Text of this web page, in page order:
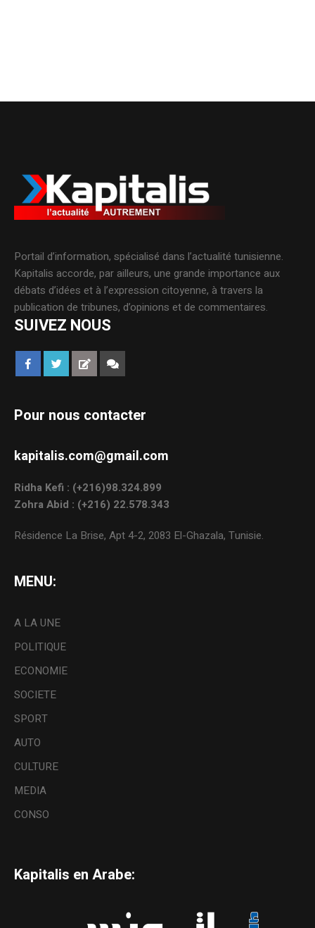
Portail d’information, spécialisé dans l’actualité tunisienne.
Kapitalis accorde, par ailleurs, une grande importance aux
débats d’idées et à l’expression citoyenne, à travers la
publication de tribunes, d’opinions et de commentaires.
SUIVEZ NOUS
Pour nous contacter
kapitalis.com@gmail.com
Ridha Kefi : (+216)98.324.899
Zohra Abid : (+216) 22.578.343
Résidence La Brise, Apt 4-2, 2083 El-Ghazala, Tunisie.
MENU:
A LA UNE
POLITIQUE
ECONOMIE
SOCIETE
SPORT
AUTO
CULTURE
MEDIA
CONSO
Kapitalis en Arabe: